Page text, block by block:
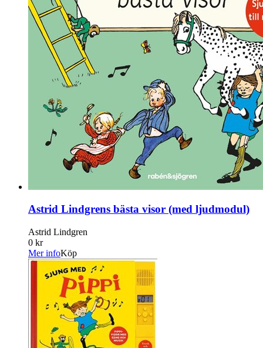
Astrid Lindgrens bästa visor (med ljudmodul)
Astrid Lindgren
0 kr
Mer infoKöp